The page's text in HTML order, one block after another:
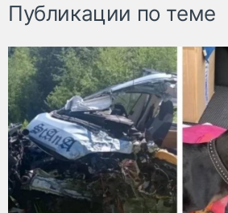
Публикации по теме